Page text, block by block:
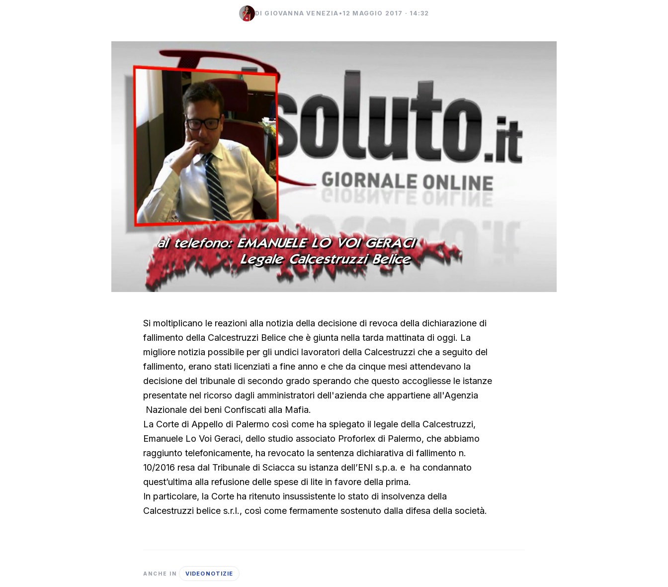
DI GIOVANNA VENEZIA • 12 MAGGIO 2017 · 14:32
Si moltiplicano le reazioni alla notizia della decisione di revoca della dichiarazione di
fallimento della Calcestruzzi Belice che è giunta nella tarda mattinata di oggi. La
migliore notizia possibile per gli undici lavoratori della Calcestruzzi che a seguito del
fallimento, erano stati licenziati a fine anno e che da cinque mesi attendevano la
decisione del tribunale di secondo grado sperando che questo accogliesse le istanze
presentate nel ricorso dagli amministratori dell'azienda che appartiene all'Agenzia
Nazionale dei beni Confiscati alla Mafia.
La Corte di Appello di Palermo così come ha spiegato il legale della Calcestruzzi,
Emanuele Lo Voi Geraci, dello studio associato Proforlex di Palermo, che abbiamo
raggiunto telefonicamente, ha revocato la sentenza dichiarativa di fallimento n.
10/2016 resa dal Tribunale di Sciacca su istanza dell’ENI s.p.a. e ha condannato
quest’ultima alla refusione delle spese di lite in favore della prima.
In particolare, la Corte ha ritenuto insussistente lo stato di insolvenza della
Calcestruzzi belice s.r.l., così come fermamente sostenuto dalla difesa della società.
ANCHE IN VIDEONOTIZIE